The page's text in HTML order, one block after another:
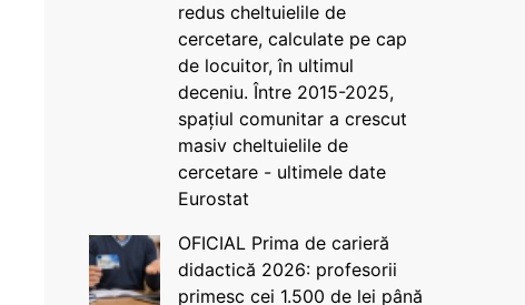
redus cheltuielile de
cercetare, calculate pe cap
de locuitor, în ultimul
deceniu. Între 2015-2025,
spațiul comunitar a crescut
masiv cheltuielile de
cercetare - ultimele date
Eurostat
OFICIAL Prima de carieră
didactică 2026: profesorii
primesc cei 1.500 de lei până